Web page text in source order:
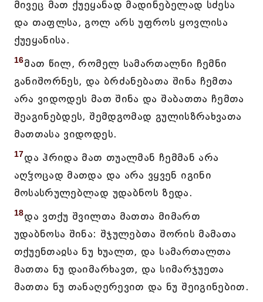
მივეც მათ ქუეყანად მადინებელად სძესა
და თაფლსა, გოლ არს უფროს ყოვლისა
ქუეყანისა.
16მათ წილ, რომელ სამართალნი ჩემნი
განიშორნეს, და ბრძანებათა შინა ჩემთა
არა ვიდოდეს მათ შინა და შაბათთა ჩემთა
შეაგინებდეს, შემდგომად გულისზრახვათა
მათთასა ვიდოდეს.
17და ჰრიდა მათ თუალმან ჩემმან არა
აღჴოცად მათდა და არა ვყვენ იგინი
მოსასრულებლად უდაბნოს ზედა.
18და ვთქუ შვილთა მათთა მიმართ
უდაბნოსა შინა: შჯულებთა შორის მამათა
თქუენთაჲსა ნუ ხუალთ, და სამართალთა
მათთა ნუ დაიმარხავთ, და სიმარჯუეთა
მათთა ნუ თანაღერევით და ნუ შეიგინებით.